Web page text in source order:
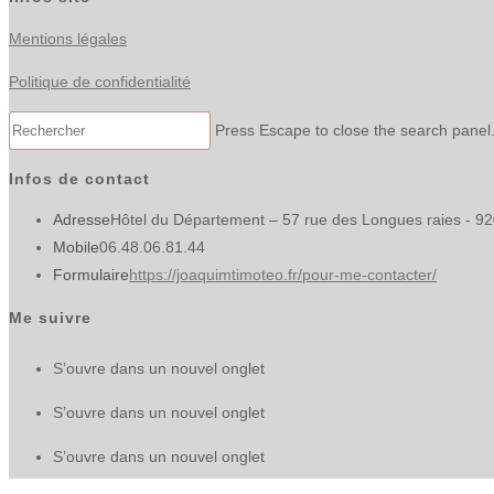
Mentions légales
Politique de confidentialité
Press Escape to close the search panel.
Infos de contact
AdresseHôtel du Département – 57 rue des Longues raies -
Mobile06.48.06.81.44
Formulairehttps://joaquimtimoteo.fr/pour-me-contacter/
Me suivre
S’ouvre dans un nouvel onglet
S’ouvre dans un nouvel onglet
S’ouvre dans un nouvel onglet